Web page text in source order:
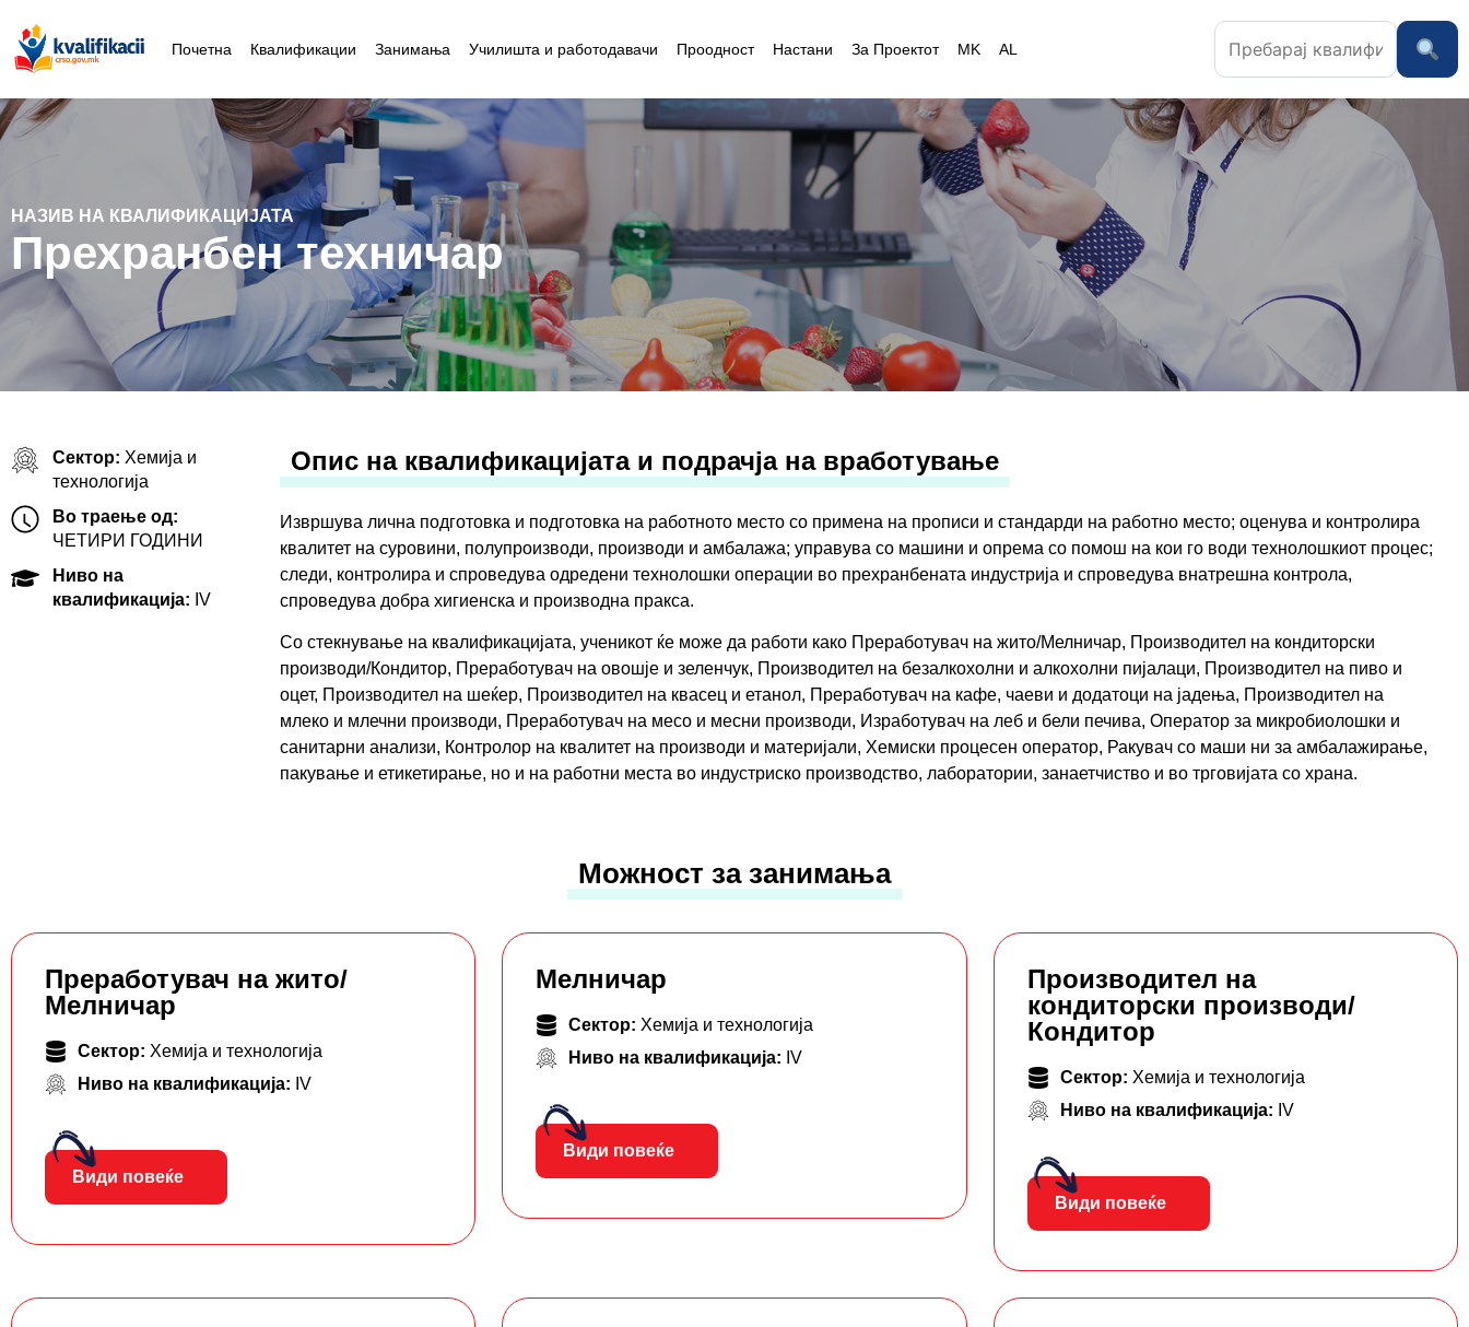
Почетна Квалификации Занимања Училишта и работодавачи Проодност Настани За Проектот MK AL
НАЗИВ НА КВАЛИФИКАЦИЈАТА
Прехранбен техничар
Сектор: Хемија и
технологија
Во траење од:
ЧЕТИРИ ГОДИНИ
Ниво на
квалификација: IV
Oпис на квалификацијата и подрачја на вработување
Извршува лична подготовка и подготовка на работното место со примена на прописи и стандарди на работно место; оценува и контролира
квалитет на суровини, полупроизводи, производи и амбалажа; управува со машини и опрема со помош на кои го води технолошкиот процес;
следи, контролира и спроведува одредени технолошки операции во прехранбената индустрија и спроведува внатрешна контрола,
спроведува добра хигиенска и производна пракса.
Со стекнување на квалификацијата, ученикот ќе може да работи како Преработувач на жито/Мелничар, Производител на кондиторски
производи/Кондитор, Преработувач на овошје и зеленчук, Производител на безалкохолни и алкохолни пијалаци, Производител на пиво и
оцет, Производител на шеќер, Производител на квасец и етанол, Преработувач на кафе, чаеви и додатоци на јадења, Производител на
млеко и млечни производи, Преработувач на месо и месни производи, Изработувач на леб и бели печива, Оператор за микробиолошки и
санитарни анализи, Контролор на квалитет на производи и материјали, Хемиски процесен оператор, Ракувач со маши ни за амбалажирање,
пакување и етикетирање, но и на работни места во индустриско производство, лаборатории, занаетчиство и во трговијата со храна.
Можност за занимања
Преработувач на жито/
Мелничар
Сектор: Хемија и технологија
Ниво на квалификација: IV
Види повеќе
Мелничар
Сектор: Хемија и технологија
Ниво на квалификација: IV
Види повеќе
Производител на
кондиторски производи/
Кондитор
Сектор: Хемија и технологија
Ниво на квалификација: IV
Види повеќе